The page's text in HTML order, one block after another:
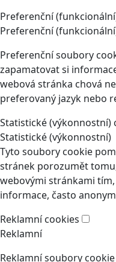
Preferenční
Preferenční
Preferenční soubory
zapamatovat si
webová stránka chová
preferovaný jazyk nebo
Statistické (výkonnostní)
Statistické (výkonnostní)
Tyto soubory cookie
stránek porozumět
webovými stránkami
informace, často
Reklamní cookies
Reklamní
Reklamní soubory